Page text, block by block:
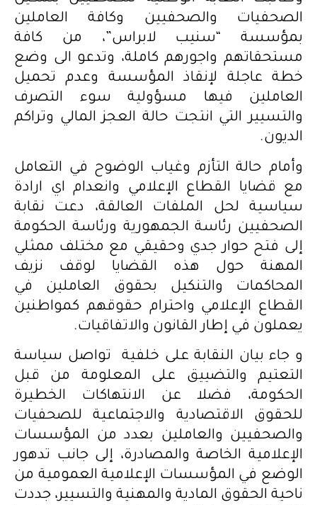
الصحفيات والصحفيين وكافة العاملين
بمؤسسة “سنيب لابراس”، من كافة
مستحقاتهم واجورهم كاملة، وتدعو الى وضع
خطة عاجلة لإنقاذ المؤسسة وعدم تحميل
العاملين فيها مسؤولية سوء التصرف
والتسيير التي انتجت حالة العجز المالي وتراكم
الديون.
وأمام حالة التأزم وغياب الوضوح في التعامل
مع قضايا القطاع الإعلامي وانعدام اي ارادة
سياسية لحل الملفات العالقة، دعت نقابة
الصحفيين رئاسة الجمهورية ورئاسة الحكومة
إلى فتح حوار جدي وحقيقي مع مختلف ممثلي
المهنة حول هذه القضايا لوقف نزيف
المحاكمات والتنكيل بحقوق العاملين في
القطاع الإعلامي واحترام حقوقهم كمواطنين
يعملون في إطار القانون والاتفاقيات.
و جاء بيان النقابة على خلفية تواصل سياسة
التعتيم والتضييق على المعلومة من قبل
الحكومة، فضلا عن الانتهاكات الخطيرة
للحقوق الاقتصادية والاجتماعية للصحفيات
والصحفيين والعاملين بعدد من المؤسسات
الإعلامية الخاصة والمصادرة، إلى جانب تدهور
الوضع في المؤسسات الإعلامية العمومية من
ناحية الحقوق المادية والمهنية والتسيير، جددت